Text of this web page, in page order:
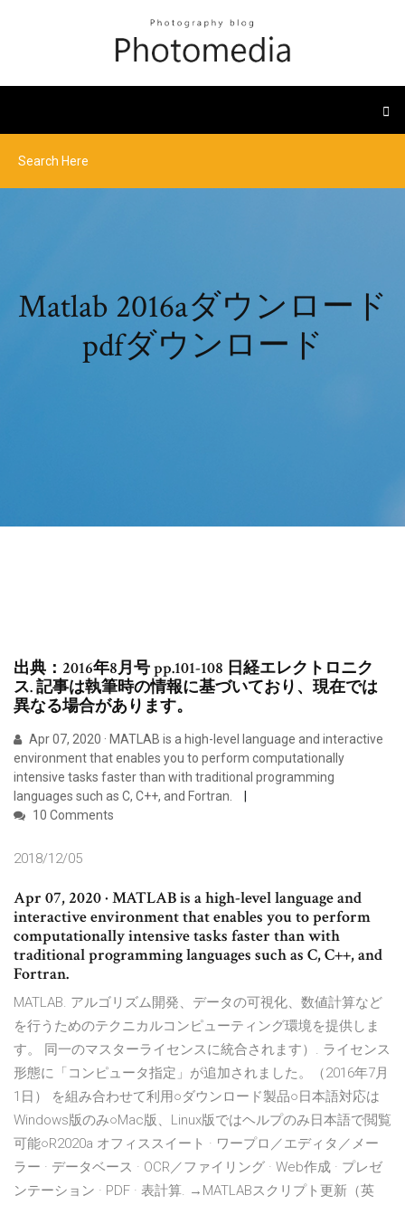
Matlab 2016aダウンロード
pdfダウンロード
出典：2016年8月号 pp.101-108 日経エレクトロニク
ス. 記事は執筆時の情報に基づいており、現在では
異なる場合があります。
Apr 07, 2020 · MATLAB is a high-level language and interactive
environment that enables you to perform computationally
intensive tasks faster than with traditional programming
languages such as C, C++, and Fortran.
10 Comments
2018/12/05
Apr 07, 2020 · MATLAB is a high-level language and
interactive environment that enables you to perform
computationally intensive tasks faster than with
traditional programming languages such as C, C++, and
Fortran.
MATLAB. アルゴリズム開発、データの可視化、数値計算など
を行うためのテクニカルコンピューティング環境を提供しま
す。 同一のマスターライセンスに統合されます）. ライセンス
形態に「コンピュータ指定」が追加されました。（2016年7月
1日） を組み合わせて利用○ダウンロード製品○日本語対応は
Windows版のみ○Mac版、Linux版ではヘルプのみ日本語で閲覧
可能○R2020a オフィススイート · ワープロ／エディタ／メー
ラー · データベース · OCR／ファイリング · Web作成 · プレゼ
ンテーション · PDF · 表計算. →MATLABスクリプト更新（英